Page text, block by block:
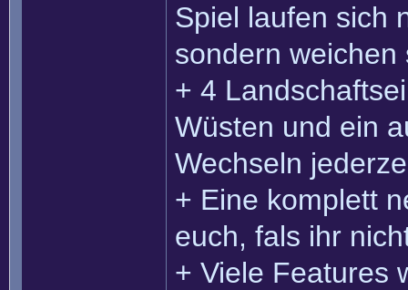
Spiel laufen sich
sondern weichen
+ 4
Wüsten und ein
Wechseln
+ Eine komplett
euch, fals ihr
+ Viele Features